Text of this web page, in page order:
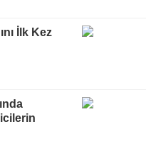
İlk Kez